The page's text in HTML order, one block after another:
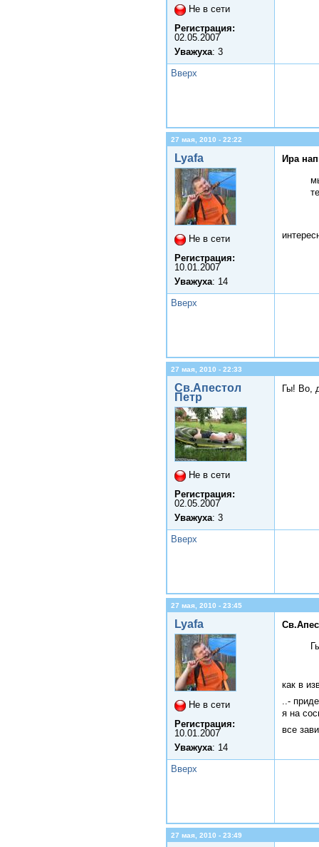
Не в сети
Регистрация:
02.05.2007
Уважуха: 3
Вверх
27 мая, 2010 - 22:22
Lyafa
Не в сети
Регистрация:
10.01.2007
Уважуха: 14
Ира
Вверх
27 мая, 2010 - 22:33
Св.Апестол
Петр
Не в сети
Регистрация:
02.05.2007
Уважуха: 3
Гы! Во,
Вверх
27 мая, 2010 - 23:45
Lyafa
Не в сети
Регистрация:
10.01.2007
Уважуха: 14
как в
..-
я на
все
Вверх
27 мая, 2010 - 23:49